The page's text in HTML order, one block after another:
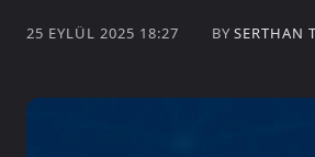
25 EYLÜL 2025 18:27 BY SERTHAN